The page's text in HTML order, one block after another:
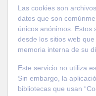
Las cookies son
datos que son
únicos anónimos. Estos
desde los sitios web
memoria interna de su
Este servicio no utiliza
Sin embargo, la
bibliotecas que usan